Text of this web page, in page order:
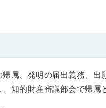
属、発明の届出義務、
知的財産審議部会で帰属